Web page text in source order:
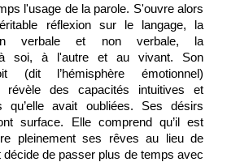
l'usage de la parole. S'ouvre alors
réflexion sur le langage, la
verbale et non verbale, la
à soi, à l'autre et au vivant. Son
(dit l’hémisphère émotionnel)
révèle des capacités intuitives et
qu’elle avait oubliées. Ses désirs
surface. Elle comprend qu’il est
pleinement ses rêves au lieu de
décide de passer plus de temps avec